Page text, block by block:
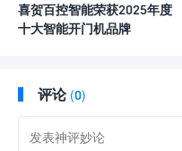
喜贺百控智能荣获2025年度
十大智能开门机品牌
评论 (0)